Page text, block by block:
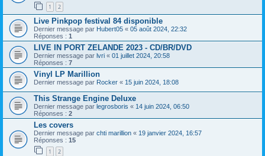
1 2
Live Pinkpop festival 84 disponible
Dernier message par Hubert05 « 05 août 2024, 22:32
Réponses : 1
LIVE IN PORT ZELANDE 2023 - CD/BR/DVD
Dernier message par lvri « 01 juillet 2024, 20:58
Réponses : 7
Vinyl LP Marillion
Dernier message par Rocker « 15 juin 2024, 18:08
This Strange Engine Deluxe
Dernier message par legrosboris « 14 juin 2024, 06:50
Réponses : 2
Les covers
Dernier message par chti marillion « 19 janvier 2024, 16:57
Réponses : 15
1 2